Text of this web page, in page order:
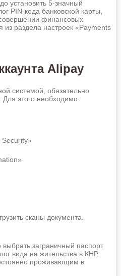
установить 5-значный
PIN-кода банковской карты,
финансовых
из раздела настроек «Payments
Alipay
системой, обязательно
этого необходимо:
сканы документа.
заграничный паспорт
вида на жительства в КНР,
проживающим в
Арзамас
Артём